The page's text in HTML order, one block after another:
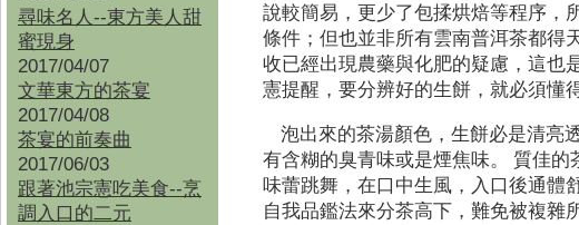
尋味名人--東方美人甜
蜜現身
2017/04/07
文華東方的茶宴
2017/04/08
茶宴的前奏曲
2017/06/03
跟著池宗憲吃美食--烹
調入口的二元
說較簡易，更少了包揉烘焙等程序，
條件；但也並非所有雲南普洱茶都得
收已經出現農藥與化肥的疑慮，這也
憲提醒，要分辨好的生餅，就必須懂
泡出來的茶湯顏色，生餅必是清亮
有含糊的臭青味或是煙焦味。 質佳
味蕾跳舞，在口中生風，入口後通體
自我品鑑法來分茶高下，難免被複雜